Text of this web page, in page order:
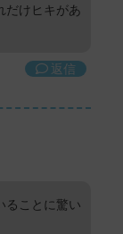
だけヒキがあ
返信
ることに驚い